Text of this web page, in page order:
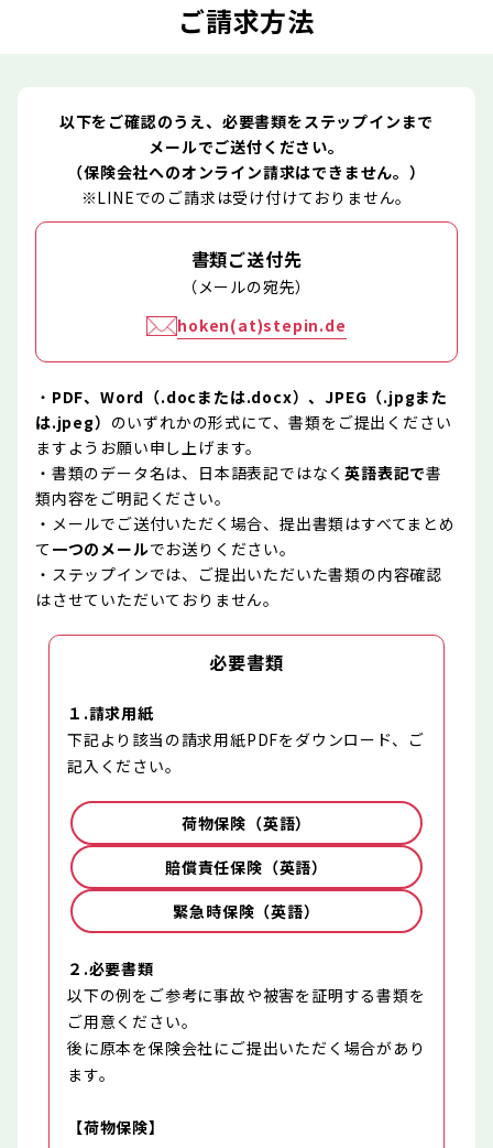
ご請求方法
以下をご確認のうえ、必要書類をステップインまで
メールでご送付ください。
（保険会社へのオンライン請求はできません。）
※LINEでのご請求は受け付けておりません。
書類ご送付先
（メールの宛先）
hoken(at)stepin.de
・ PDF、Word（.docまたは.docx）、JPEG（.jpgまた
は.jpeg） のいずれかの形式にて、書類をご提出ください
ますようお願い申し上げます。
・書類のデータ名は、日本語表記ではなく英語表記で書
類内容をご明記ください。
・メールでご送付いただく場合、提出書類はすべてまとめ
て 一つのメールでお送りください。
・ステップインでは、ご提出いただいた書類の内容確認
はさせていただいておりません。
必要書類
１.請求用紙
下記より該当の請求用紙PDFをダウンロード、ご
記入ください。
荷物保険（英語）
賠償責任保険（英語）
緊急時保険（英語）
２.必要書類
以下の例をご参考に事故や被害を証明する書類を
ご用意ください。
後に原本を保険会社にご提出いただく場合があり
ます。
【荷物保険】